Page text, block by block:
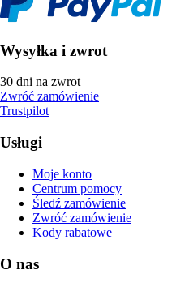
Wysyłka i zwrot
30 dni na zwrot
Zwróć zamówienie
Trustpilot
Usługi
Moje konto
Centrum pomocy
Śledź zamówienie
Zwróć zamówienie
Kody rabatowe
O nas